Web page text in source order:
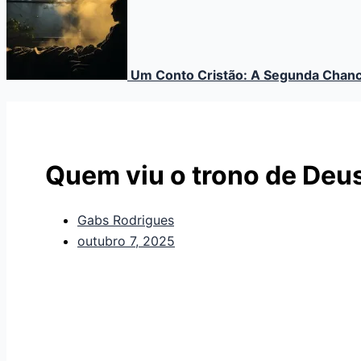
Um Conto Cristão: A Segunda
Quem viu o trono de
Gabs Rodrigues
outubro 7, 2025